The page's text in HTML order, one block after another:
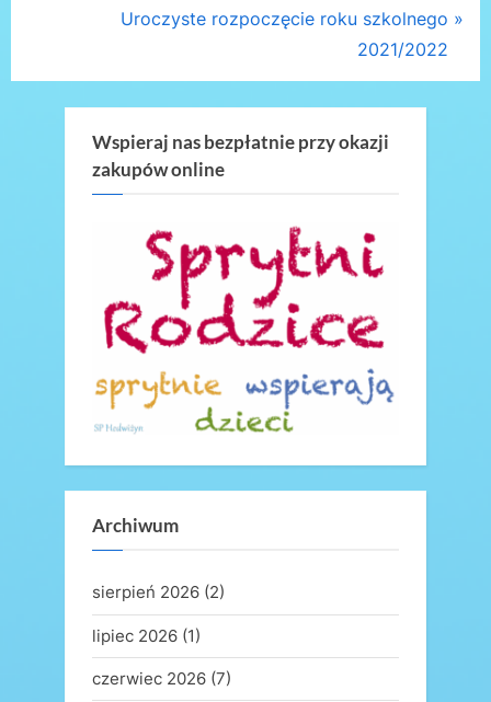
o
N
x
t
P
o
s
Uroczyste rozpoczęcie roku szkolnego
2021/2022
Wspieraj nas bezpłatnie przy okazji
zakupów online
Archiwum
sierpień 2026 (2)
lipiec 2026 (1)
czerwiec 2026 (7)